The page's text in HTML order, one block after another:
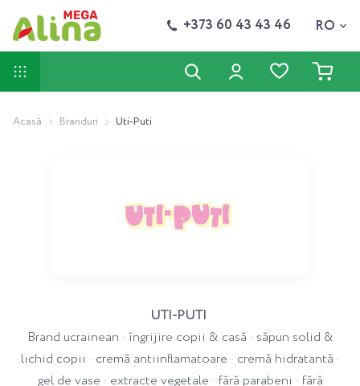
+373 60 43 43 46 RO
Acasă Branduri Uti-Puti
UTI-PUTI
Brand ucrainean · îngrijire copii & casă · săpun solid &
lichid copii · cremă antiinflamatoare · cremă hidratantă ·
gel de vase · extracte vegetale · fără parabeni · fără